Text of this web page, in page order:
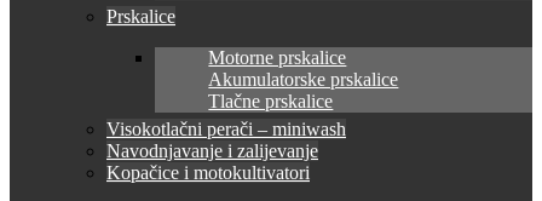
Prskalice
Motorne prskalice
Akumulatorske prskalice
Tlačne prskalice
Visokotlačni perači – miniwash
Navodnjavanje i zalijevanje
Kopačice i motokultivatori